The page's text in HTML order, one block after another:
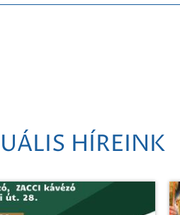
HÍREINK